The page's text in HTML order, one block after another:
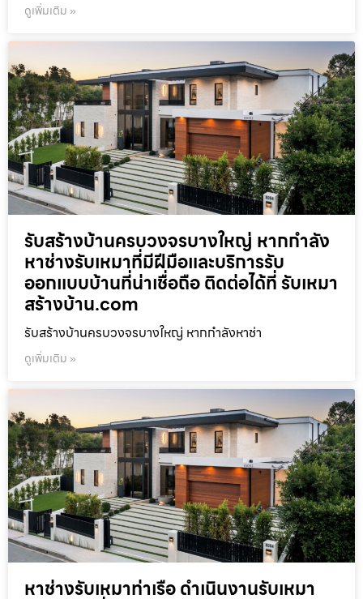
ดูเพิ่มเติม »
รับสร้างบ้านครบวงจรบางใหญ่ หากกำลัง
หาช่างรับเหมาที่มีฝีมือและบริการรับ
ออกแบบบ้านที่น่าเชื่อถือ ติดต่อได้ที่ รับเหมา
สร้างบ้าน.com
รับสร้างบ้านครบวงจรบางใหญ่ หากกำลังหาช่า
ดูเพิ่มเติม »
หาช่างรับเหมาท่าเรือ ดำเนินงานรับเหมา